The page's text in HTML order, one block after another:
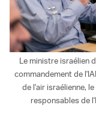
Le ministre israélien
commandement de
de l'air israélienne,
responsables de